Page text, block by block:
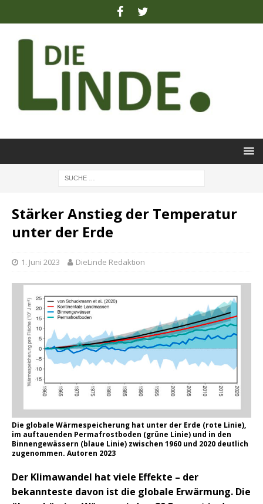
Stärker Anstieg der Temperatur
unter der Erde
1. Juni 2023 DieLinde Redaktion
Die globale Wärmespeicherung hat unter der Erde (rote Linie),
im auftauenden Permafrostboden (grüne Linie) und in den
Binnengewässern (blaue Linie) zwischen 1960 und 2020 deutlich
zugenommen. Autoren 2023
Der Klimawandel hat viele Effekte – der
bekannteste davon ist die globale Erwärmung. Die